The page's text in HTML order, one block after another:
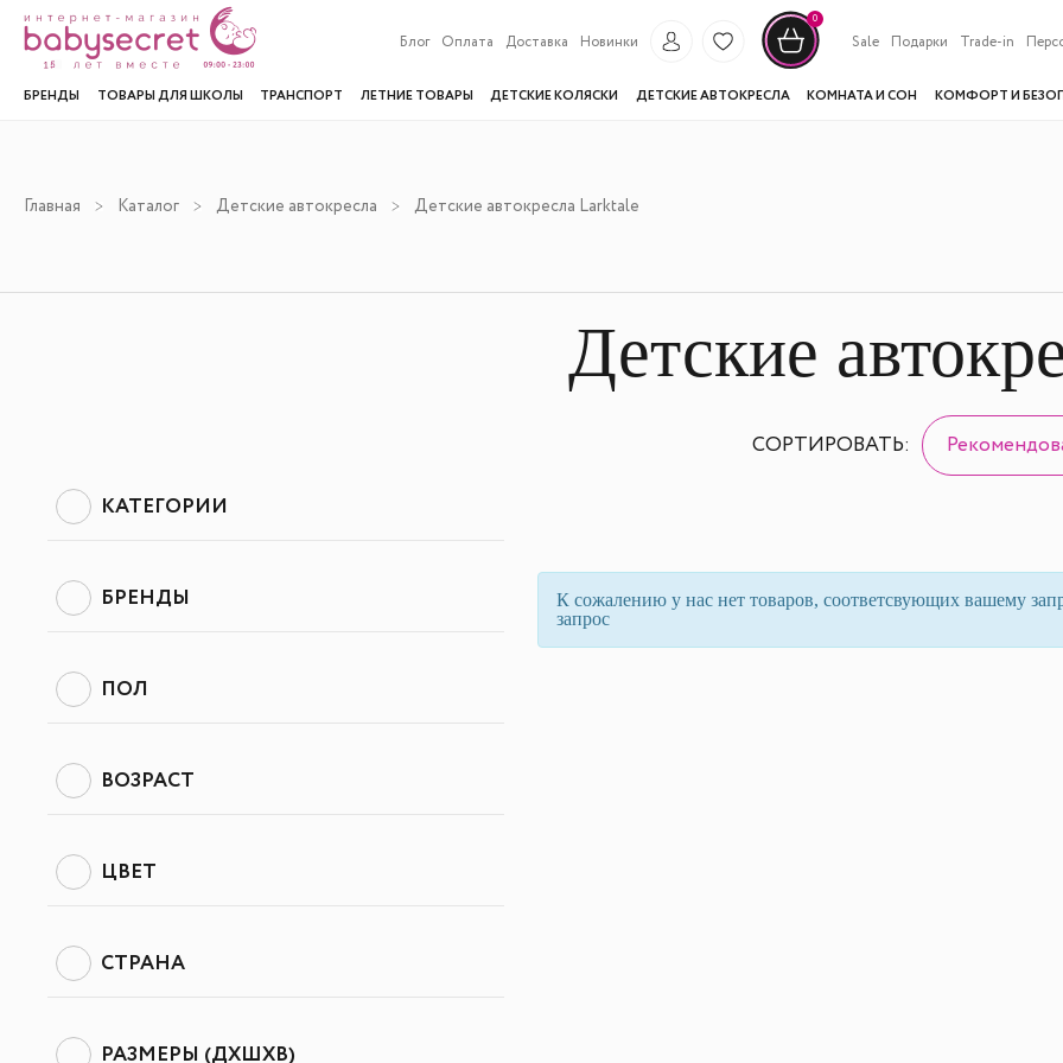
Блог Оплата Доставка Новинки
0
Sale Подарки Trade-in
БРЕНДЫ ТОВАРЫ ДЛЯ ШКОЛЫ ТРАНСПОРТ ЛЕТНИЕ ТОВАРЫ ДЕТСКИЕ КОЛЯСКИ ДЕТСКИЕ АВТОКРЕСЛА КОМНАТА И СОН КОМФОРТ И
Главная Каталог Детские автокресла Детские автокресла Larktale
КАТЕГОРИИ
БРЕНДЫ
ПОЛ
ВОЗРАСТ
ЦВЕТ
СТРАНА
РАЗМЕРЫ (ДХШХВ)
Детские
СОРТИРОВАТЬ:
К сожалению у нас нет товаров, соответсвующих вашему
запрос